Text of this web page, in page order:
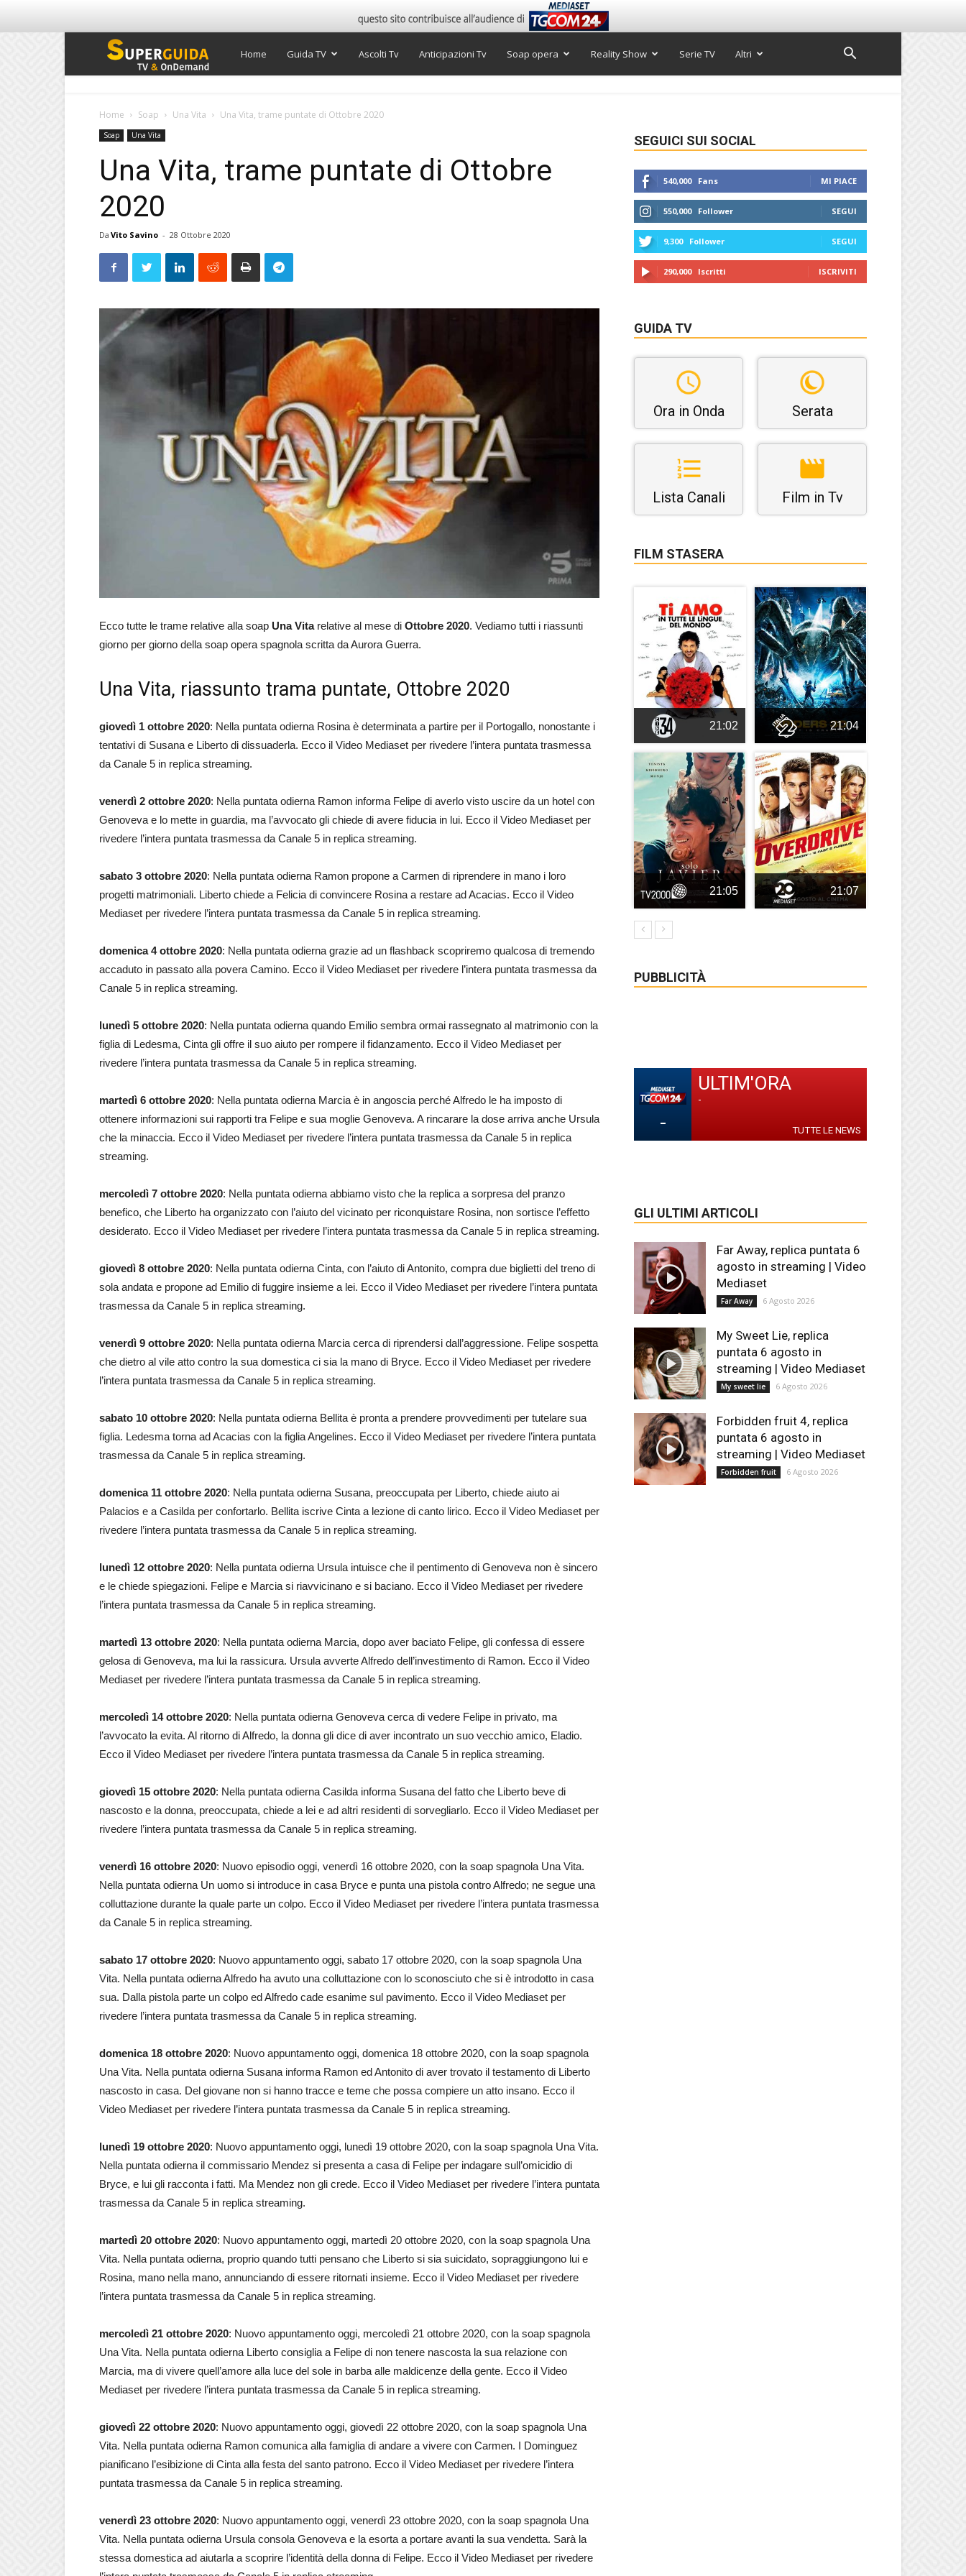
Super
Home Guida TV Ascolti Tv Anticipazioni Tv Soap opera Reality Show Serie TV Altri
Home Soap Una Vita Una Vita, trame puntate di Ottobre 2020
Soap Una Vita
Una Vita, trame puntate di Ottobre
2020
Da Vito Savino - 28 Ottobre 2020
Ecco tutte le trame relative alla soap Una Vitarelative al mese di Ottobre 2020. Vediamo tutti i riassunti
giorno per giorno della soap opera spagnola scritta da Aurora Guerra.
Una Vita, riassunto trama puntate, Ottobre 2020
giovedì 1 ottobre 2020: Nella puntata odierna Rosina è determinata a partire per il Portogallo, nonostante i
tentativi di Susana e Liberto di dissuaderla. Ecco il Video Mediaset per rivedere l’intera puntata trasmessa
da Canale 5 in replica streaming.
venerdì 2 ottobre 2020: Nella puntata odierna Ramon informa Felipe di averlo visto uscire da un hotel con
Genoveva e lo mette in guardia, ma l’avvocato gli chiede di avere fiducia in lui. Ecco il Video Mediaset per
rivedere l’intera puntata trasmessa da Canale 5 in replica streaming.
sabato 3 ottobre 2020: Nella puntata odierna Ramon propone a Carmen di riprendere in mano i loro
progetti matrimoniali. Liberto chiede a Felicia di convincere Rosina a restare ad Acacias. Ecco il Video
Mediaset per rivedere l’intera puntata trasmessa da Canale 5 in replica streaming.
domenica 4 ottobre 2020: Nella puntata odierna grazie ad un flashback scopriremo qualcosa di tremendo
accaduto in passato alla povera Camino. Ecco il Video Mediaset per rivedere l’intera puntata trasmessa da
Canale 5 in replica streaming.
lunedì 5 ottobre 2020: Nella puntata odierna quando Emilio sembra ormai rassegnato al matrimonio con la
figlia di Ledesma, Cinta gli offre il suo aiuto per rompere il fidanzamento. Ecco il Video Mediaset per
rivedere l’intera puntata trasmessa da Canale 5 in replica streaming.
martedì 6 ottobre 2020: Nella puntata odierna Marcia è in angoscia perché Alfredo le ha imposto di
ottenere informazioni sui rapporti tra Felipe e sua moglie Genoveva. A rincarare la dose arriva anche Ursula
che la minaccia. Ecco il Video Mediaset per rivedere l’intera puntata trasmessa da Canale 5 in replica
streaming.
mercoledì 7 ottobre 2020: Nella puntata odierna abbiamo visto che la replica a sorpresa del pranzo
benefico, che Liberto ha organizzato con l’aiuto del vicinato per riconquistare Rosina, non sortisce l’effetto
desiderato. Ecco il Video Mediaset per rivedere l’intera puntata trasmessa da Canale 5 in replica streaming.
giovedì 8 ottobre 2020: Nella puntata odierna Cinta, con l’aiuto di Antonito, compra due biglietti del treno di
sola andata e propone ad Emilio di fuggire insieme a lei. Ecco il Video Mediaset per rivedere l’intera puntata
trasmessa da Canale 5 in replica streaming.
venerdì 9 ottobre 2020: Nella puntata odierna Marcia cerca di riprendersi dall’aggressione. Felipe sospetta
che dietro al vile atto contro la sua domestica ci sia la mano di Bryce. Ecco il Video Mediaset per rivedere
l’intera puntata trasmessa da Canale 5 in replica streaming.
sabato 10 ottobre 2020: Nella puntata odierna Bellita è pronta a prendere provvedimenti per tutelare sua
figlia. Ledesma torna ad Acacias con la figlia Angelines. Ecco il Video Mediaset per rivedere l’intera puntata
trasmessa da Canale 5 in replica streaming.
domenica 11 ottobre 2020: Nella puntata odierna Susana, preoccupata per Liberto, chiede aiuto ai
Palacios e a Casilda per confortarlo. Bellita iscrive Cinta a lezione di canto lirico. Ecco il Video Mediaset per
rivedere l’intera puntata trasmessa da Canale 5 in replica streaming.
lunedì 12 ottobre 2020: Nella puntata odierna Ursula intuisce che il pentimento di Genoveva non è sincero
e le chiede spiegazioni. Felipe e Marcia si riavvicinano e si baciano. Ecco il Video Mediaset per rivedere
l’intera puntata trasmessa da Canale 5 in replica streaming.
martedì 13 ottobre 2020: Nella puntata odierna Marcia, dopo aver baciato Felipe, gli confessa di essere
gelosa di Genoveva, ma lui la rassicura. Ursula avverte Alfredo dell’investimento di Ramon. Ecco il Video
Mediaset per rivedere l’intera puntata trasmessa da Canale 5 in replica streaming.
mercoledì 14 ottobre 2020: Nella puntata odierna Genoveva cerca di vedere Felipe in privato, ma
l’avvocato la evita. Al ritorno di Alfredo, la donna gli dice di aver incontrato un suo vecchio amico, Eladio.
Ecco il Video Mediaset per rivedere l’intera puntata trasmessa da Canale 5 in replica streaming.
giovedì 15 ottobre 2020: Nella puntata odierna Casilda informa Susana del fatto che Liberto beve di
nascosto e la donna, preoccupata, chiede a lei e ad altri residenti di sorvegliarlo. Ecco il Video Mediaset per
rivedere l’intera puntata trasmessa da Canale 5 in replica streaming.
venerdì 16 ottobre 2020: Nuovo episodio oggi, venerdì 16 ottobre 2020, con la soap spagnola Una Vita.
Nella puntata odierna Un uomo si introduce in casa Bryce e punta una pistola contro Alfredo; ne segue una
colluttazione durante la quale parte un colpo. Ecco il Video Mediaset per rivedere l’intera puntata trasmessa
da Canale 5 in replica streaming.
sabato 17 ottobre 2020: Nuovo appuntamento oggi, sabato 17 ottobre 2020, con la soap spagnola Una
Vita. Nella puntata odierna Alfredo ha avuto una colluttazione con lo sconosciuto che si è introdotto in casa
sua. Dalla pistola parte un colpo ed Alfredo cade esanime sul pavimento. Ecco il Video Mediaset per
rivedere l’intera puntata trasmessa da Canale 5 in replica streaming.
domenica 18 ottobre 2020: Nuovo appuntamento oggi, domenica 18 ottobre 2020, con la soap spagnola
Una Vita. Nella puntata odierna Susana informa Ramon ed Antonito di aver trovato il testamento di Liberto
nascosto in casa. Del giovane non si hanno tracce e teme che possa compiere un atto insano. Ecco il
Video Mediaset per rivedere l’intera puntata trasmessa da Canale 5 in replica streaming.
lunedì 19 ottobre 2020: Nuovo appuntamento oggi, lunedì 19 ottobre 2020, con la soap spagnola Una Vita.
Nella puntata odierna il commissario Mendez si presenta a casa di Felipe per indagare sull’omicidio di
Bryce, e lui gli racconta i fatti. Ma Mendez non gli crede. Ecco il Video Mediaset per rivedere l’intera puntata
trasmessa da Canale 5 in replica streaming.
martedì 20 ottobre 2020: Nuovo appuntamento oggi, martedì 20 ottobre 2020, con la soap spagnola Una
Vita. Nella puntata odierna, proprio quando tutti pensano che Liberto si sia suicidato, sopraggiungono lui e
Rosina, mano nella mano, annunciando di essere ritornati insieme. Ecco il Video Mediaset per rivedere
l’intera puntata trasmessa da Canale 5 in replica streaming.
mercoledì 21 ottobre 2020: Nuovo appuntamento oggi, mercoledì 21 ottobre 2020, con la soap spagnola
Una Vita. Nella puntata odierna Liberto consiglia a Felipe di non tenere nascosta la sua relazione con
Marcia, ma di vivere quell’amore alla luce del sole in barba alle maldicenze della gente. Ecco il Video
Mediaset per rivedere l’intera puntata trasmessa da Canale 5 in replica streaming.
giovedì 22 ottobre 2020: Nuovo appuntamento oggi, giovedì 22 ottobre 2020, con la soap spagnola Una
Vita. Nella puntata odierna Ramon comunica alla famiglia di andare a vivere con Carmen. I Dominguez
pianificano l’esibizione di Cinta alla festa del santo patrono. Ecco il Video Mediaset per rivedere l’intera
puntata trasmessa da Canale 5 in replica streaming.
venerdì 23 ottobre 2020: Nuovo appuntamento oggi, venerdì 23 ottobre 2020, con la soap spagnola Una
Vita. Nella puntata odierna Ursula consola Genoveva e la esorta a portare avanti la sua vendetta. Sarà la
stessa domestica ad aiutarla a scoprire l’identità della donna di Felipe. Ecco il Video Mediaset per rivedere
SEGUICI SUI SOCIAL
540,000 Fans MI PIACE
550,000 Follower SEGUI
9,300 Follower SEGUI
290,000 Iscritti ISCRIVITI
GUIDA TV
Ora in Onda Serata
Lista Canali Film in Tv
FILM STASERA
21:02 21:04
21:05 21:07
PUBBLICITÀ
-
ULTIM'ORA
-
TUTTE LE NEWS
GLI ULTIMI ARTICOLI
Far Away, replica puntata 6
agosto in streaming | Video
Mediaset
Far Away 6 Agosto 2026
My Sweet Lie, replica
puntata 6 agosto in
streaming | Video Mediaset
My sweet lie 6 Agosto 2026
Forbidden fruit 4, replica
puntata 6 agosto in
streaming | Video Mediaset
Forbidden fruit 6 Agosto 2026